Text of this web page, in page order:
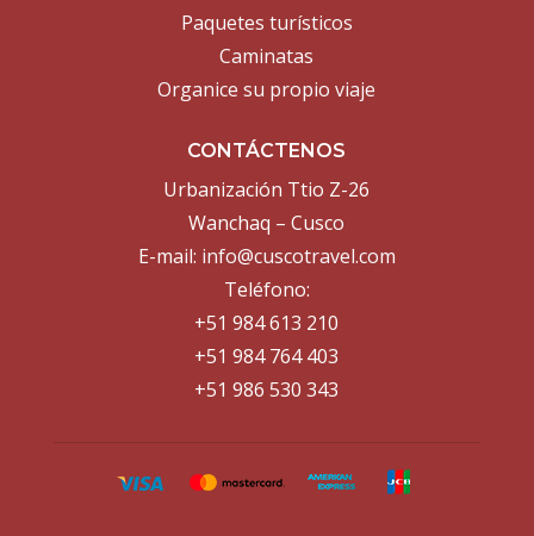
Paquetes turísticos
Caminatas
Organice su propio viaje
CONTÁCTENOS
Urbanización Ttio Z-26
Wanchaq – Cusco
E-mail: info@cuscotravel.com
Teléfono:
+51 984 613 210
+51 984 764 403
+51 986 530 343